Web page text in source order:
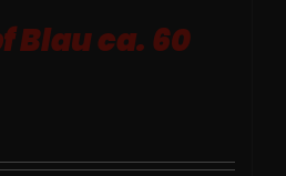
Blau ca. 60